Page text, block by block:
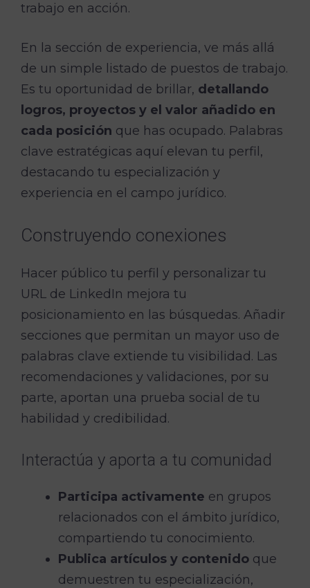
trabajo en acción.
En la sección de experiencia, ve más allá
de un simple listado de puestos de trabajo.
Es tu oportunidad de brillar, detallando
logros, proyectos y el valor añadido en
cada posición que has ocupado. Palabras
clave estratégicas aquí elevan tu perfil,
destacando tu especialización y
experiencia en el campo jurídico.
Construyendo conexiones
Hacer público tu perfil y personalizar tu
URL de LinkedIn mejora tu
posicionamiento en las búsquedas. Añadir
secciones que permitan un mayor uso de
palabras clave extiende tu visibilidad. Las
recomendaciones y validaciones, por su
parte, aportan una prueba social de tu
habilidad y credibilidad.
Interactúa y aporta a tu comunidad
Participa activamente en grupos
relacionados con el ámbito jurídico,
compartiendo tu conocimiento.
Publica artículos y contenido que
demuestren tu especialización,